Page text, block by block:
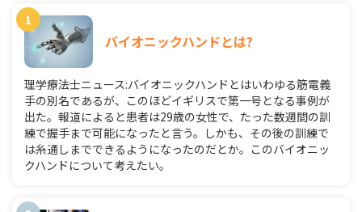
バイオニックハンドとは?
理学療法士ニュース:バイオニックハンドとはいわゆる筋電義
手の別名であるが、このほどイギリスで第一号となる事例が
出た。報道によると患者は29歳の女性で、たった数週間の訓
練で握手まで可能になったと言う。しかも、その後の訓練で
は糸通しまでできるようになったのだとか。このバイオニッ
クハンドについて考えたい。